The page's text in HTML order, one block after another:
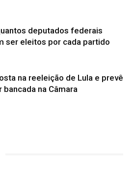
deputados federais
ser eleitos por cada partido
na reeleição de Lula e prevê
bancada na Câmara